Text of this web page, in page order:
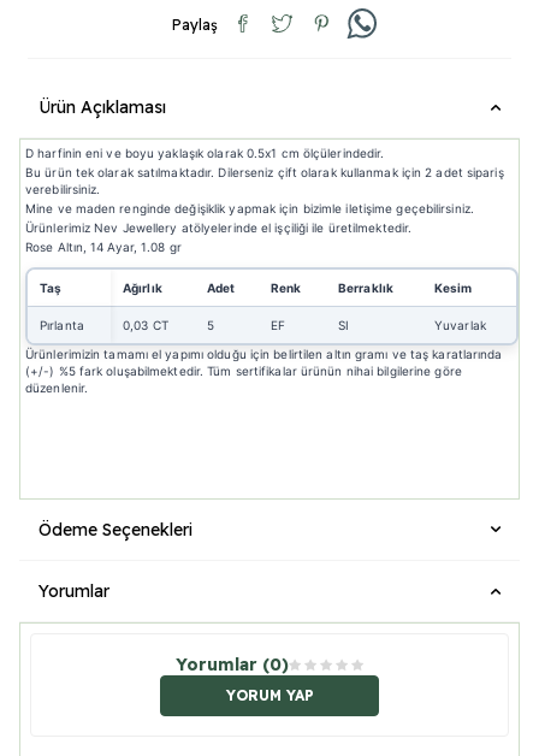
Paylaş
Ürün Açıklaması
D harfinin eni ve boyu yaklaşık olarak 0.5x1 cm ölçülerindedir.
Bu ürün tek olarak satılmaktadır. Dilerseniz çift olarak kullanmak için 2 adet sipariş
verebilirsiniz.
Mine ve maden renginde değişiklik yapmak için bizimle iletişime geçebilirsiniz.
Ürünlerimiz Nev Jewellery atölyelerinde el işçiliği ile üretilmektedir.
Rose Altın, 14 Ayar, 1.08 gr
Taş Ağırlık Adet Renk Berraklık Kesim
Pırlanta 0,03 CT 5 EF SI
Yuvarlak
Ürünlerimizin tamamı el yapımı olduğu için belirtilen altın gramı ve taş karatlarında
(+/-) %5 fark oluşabilmektedir. Tüm sertifikalar ürünün nihai bilgilerine göre
düzenlenir.
Ödeme Seçenekleri
Yorumlar
Yorumlar (0)
YORUM YAP